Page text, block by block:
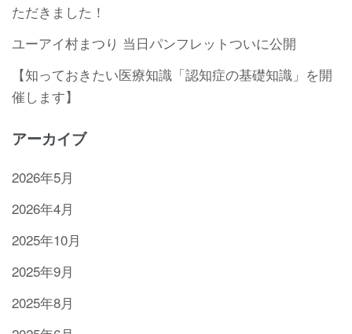
ただきました！
ユーアイ村まつり 当日パンフレットついに公開
【知っておきたい医療知識「認知症の基礎知識」を開
催します】
アーカイブ
2026年5月
2026年4月
2025年10月
2025年9月
2025年8月